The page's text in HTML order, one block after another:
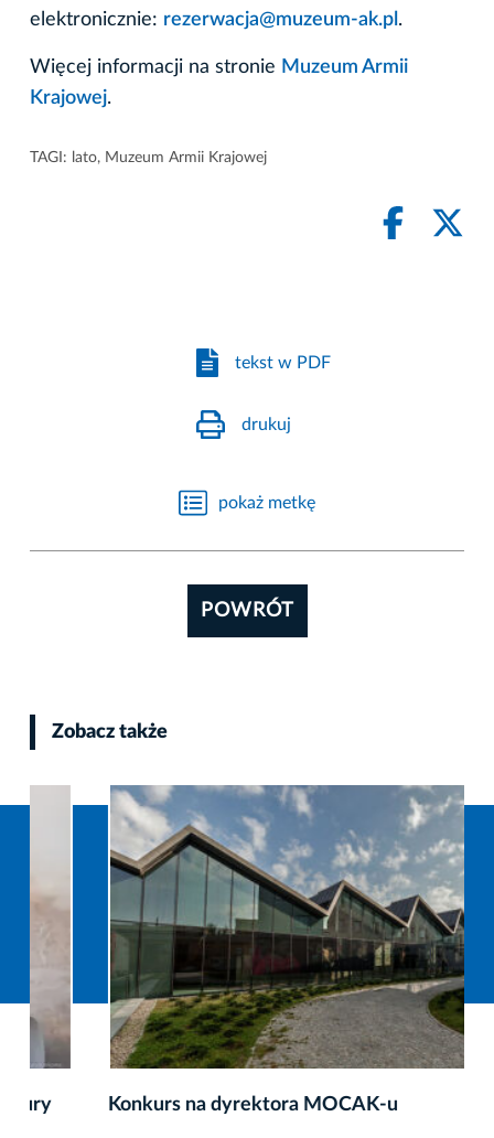
elektronicznie: rezerwacja@muzeum-ak.pl .
Więcej informacji na stronie Muzeum Armii
Krajowej.
TAGI: lato, Muzeum Armii Krajowej
tekst w PDF
drukuj
pokaż metkę
POWRÓT
Zobacz także
Konkurs na dyrektora MOCAK-u